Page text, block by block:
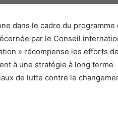
dans le cadre du programme
par le Conseil
» récompense les efforts de
à une stratégie à long terme
de lutte contre le